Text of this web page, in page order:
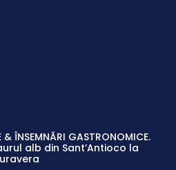
& ÎNSEMNĂRI GASTRONOMICE.
alb din Sant’Antioco la